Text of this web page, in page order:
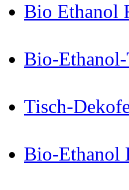
Bio Ethanol
Bio-
Tisch-
Bio-Ethanol